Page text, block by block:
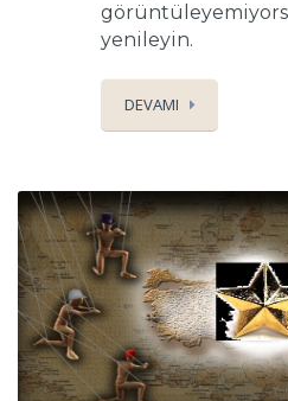
yenileyin.
DEVAMI